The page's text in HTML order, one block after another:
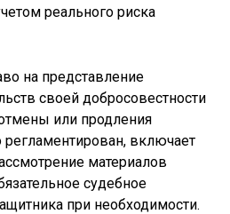
реального риска
на представление
своей добросовестности
или продления
регламентирован, включает
материалов
судебное
при необходимости.